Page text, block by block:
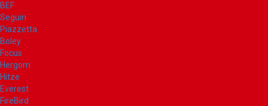
BEF
Seguin
Piazzetta
Boley
Focus
Hergom
Hitze
Everest
FireBird